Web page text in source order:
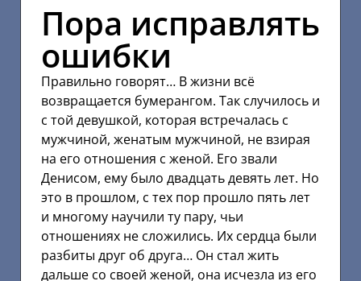
Пора исправлять
ошибки
Правильно говорят… В жизни всё
возвращается бумерангом. Так случилось и
с той девушкой, которая встречалась с
мужчиной, женатым мужчиной, не взирая
на его отношения с женой. Его звали
Денисом, ему было двадцать девять лет. Но
это в прошлом, с тех пор прошло пять лет
и многому научили ту пару, чьи
отношениях не сложились. Их сердца были
разбиты друг об друга… Он стал жить
дальше со своей женой, она исчезла из его